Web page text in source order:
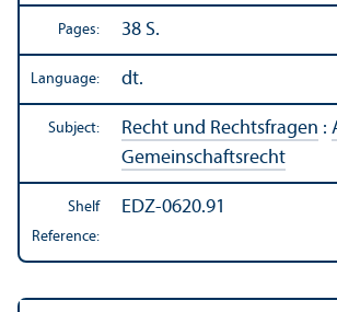
Pages: 38 S.
Language: dt.
Subject: Recht und Rechtsfragen :
Gemeinschaftsrecht
Shelf
Reference:
EDZ-0620.91